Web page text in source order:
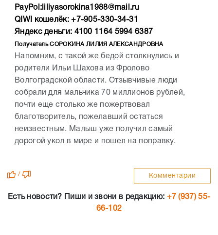
PаyPol:liliyasorokina1988@mail.ru
QIWI кошелёк: +7-905-330-34-31
Яндeкc деньги: 4100 1164 5994 6387
Получатель COPOКИHA ЛИЛИЯ АЛЕКСАНДРОВНА
Напомним, с такой же бедой столкнулись и
родители Ильи Шахова из Фролово
Волгоградской области. Отзывчивые люди
собрали для мальчика 70 миллионов рублей,
почти еще столько же пожертвовал
благотворитель, пожелавший остаться
неизвестным. Малыш уже получил самый
дорогой укол в мире и пошел на поправку.
/ Комментарии
Есть новости? Пиши и звони в редакцию: +7 (937) 55-
66-102